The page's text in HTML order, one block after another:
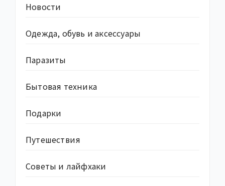
Новости
Одежда, обувь и аксессуары
Паразиты
Бытовая техника
Подарки
Путешествия
Советы и лайфхаки